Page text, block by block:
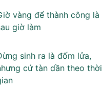
vàng để thành công là
giờ làm
sinh ra là đốm lửa,
cứ tàn dần theo thời